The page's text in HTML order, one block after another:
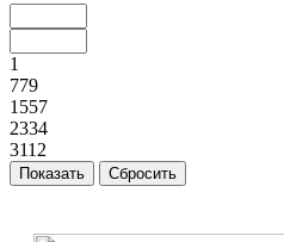
1
779
1557
2334
3112